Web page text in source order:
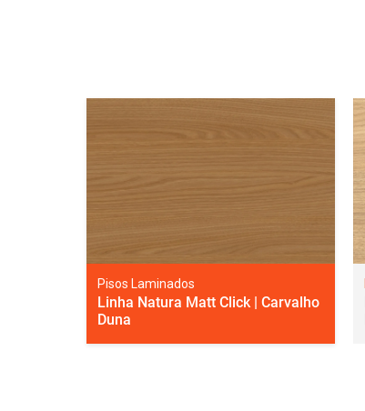
Pisos Laminados
Linha Natura Matt Click | Carvalho
Duna